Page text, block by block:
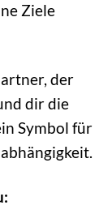
Ziele
der
dir die
Symbol für